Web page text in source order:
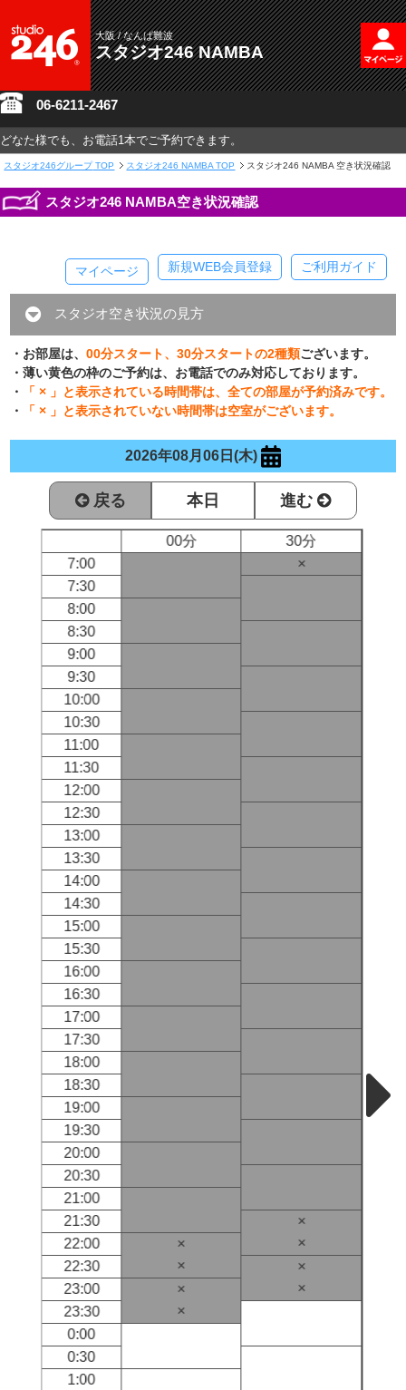
大阪 / なんば難波
スタジオ246 NAMBA
06-6211-2467
どなた様でも、お電話1本でご予約できます。
スタジオ246グループ TOP スタジオ246 NAMBA TOP スタジオ246 NAMBA 空き状況確認
スタジオ246 NAMBA空き状況確認
ご利用ガイド
新規WEB会員登録
マイページ
スタジオ空き状況の見方
・お部屋は、00分スタート、30分スタートの2種類ございます。
・薄い黄色の枠のご予約は、お電話でのみ対応しております。
・
「 × 」と表示されている時間帯は、全ての部屋が予約済みです。
・
「 × 」と表示されていない時間帯は空室がございます。
2026年08月06日(木)
戻る 本日 進む
00分
30分
7:00
×
7:30
8:00
8:30
9:00
9:30
10:00
10:30
11:00
11:30
12:00
12:30
13:00
13:30
14:00
14:30
15:00
15:30
16:00
16:30
17:00
17:30
18:00
18:30
19:00
19:30
20:00
20:30
21:00
21:30
×
22:00
×
×
22:30
×
×
23:00
×
×
23:30
×
0:00
0:30
1:00